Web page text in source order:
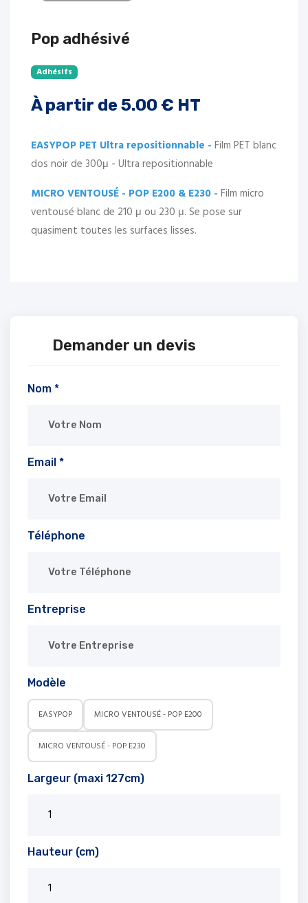
Pop adhésivé
Adhésifs
À partir de5.00 € HT
EASYPOP PET Ultra repositionnable - Film PET blanc
dos noir de 300μ - Ultra repositionnable
MICRO VENTOUSÉ - POP E200 & E230 - Film micro
ventousé blanc de 210 μ ou 230 μ. Se pose sur
quasiment toutes les surfaces lisses.
Demander un devis
Nom *
Email *
Téléphone
Entreprise
Modèle
EASYPOP MICRO VENTOUSÉ - POP E200
MICRO VENTOUSÉ - POP E230
Largeur (maxi 127cm)
Hauteur (cm)